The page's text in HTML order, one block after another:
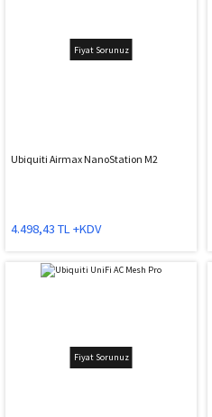
Fiyat Sorunuz
Ubiquiti Airmax NanoStation M2
4.498,43 TL +KDV
Fiyat Sorunuz